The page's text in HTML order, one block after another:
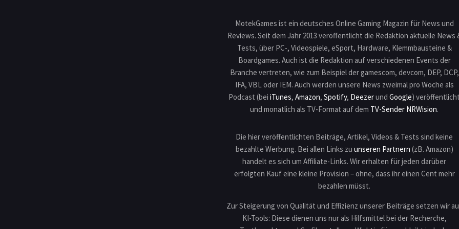
MotekGames ist ein deutsches Online Gaming Magazin für News und
Reviews. Seit dem Jahr 2013 veröffentlicht die Redaktion aktuelle News
Tests, über PC-, Videospiele, eSport, Hardware, Klemmbausteine &
Boardgames. Auch ist die Redaktion auf verschiedenen Events der
Branche vertreten, wie zum Beispiel der gamescom, devcom, DEP, DCP,
IFA, VBL oder IEM. Auch werden unsere News zweimal pro Woche als
Podcast (bei iTunes, Amazon, Spotify, Deezerund Google) veröffentlicht
und monatlich als TV-Format auf dem TV-Sender NRWision.
Die hier veröffentlichten Beiträge, Artikel, Videos & Tests sind keine
bezahlte Werbung. Bei allen Links zu unseren Partnern (zB. Amazon)
handelt es sich um Affiliate-Links. Wir erhalten für jeden darüber
erfolgten Kauf eine kleine Provision – ohne, dass ihr einen Cent mehr
bezahlen müsst.
Zur Steigerung von Qualität und Effizienz unserer Beiträge setzen wir
KI-Tools: Diese dienen uns nur als Hilfsmittel bei der Recherche,